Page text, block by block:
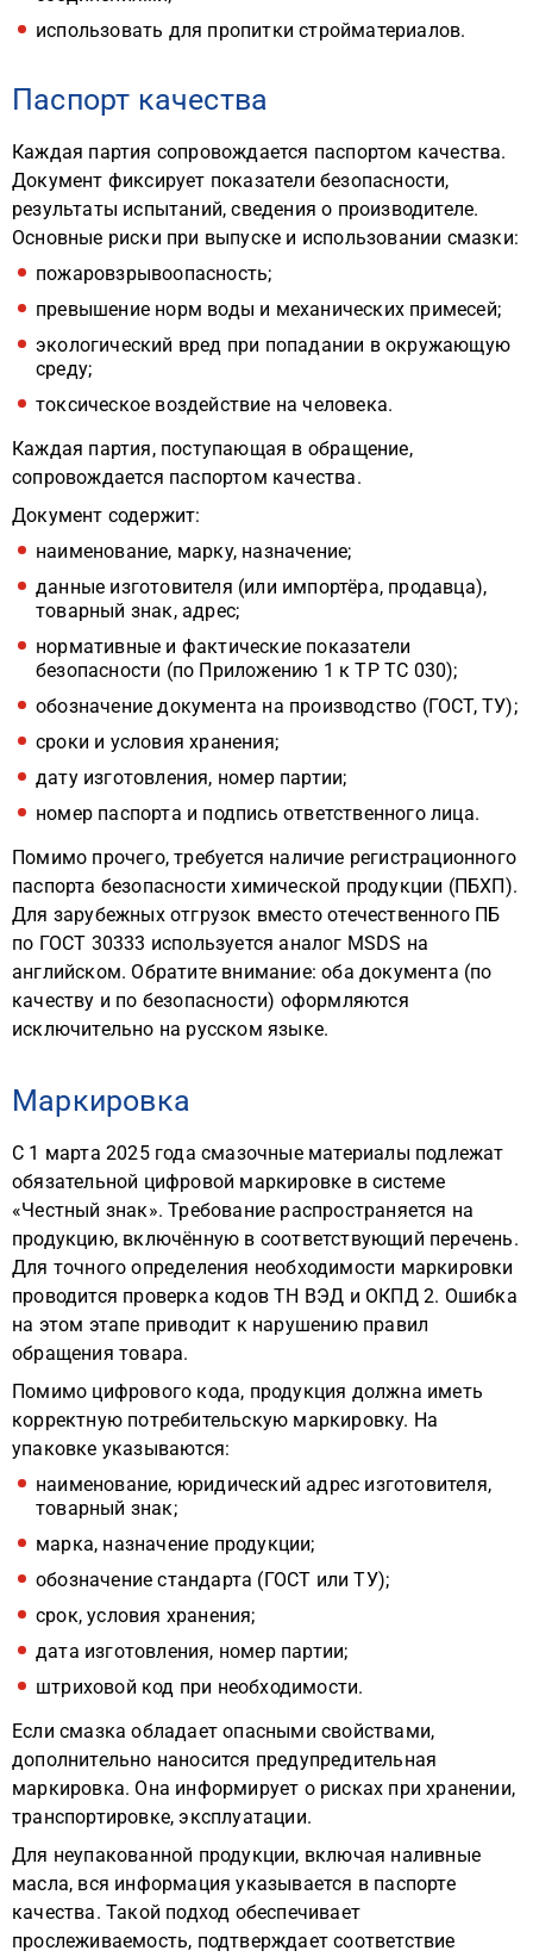
использовать для пропитки стройматериалов.
Паспорт качества
Каждая партия сопровождается паспортом качества.
Документ фиксирует показатели безопасности,
результаты испытаний, сведения о производителе.
Основные риски при выпуске и использовании смазки:
пожаровзрывоопасность;
превышение норм воды и механических примесей;
экологический вред при попадании в окружающую
среду;
токсическое воздействие на человека.
Каждая партия, поступающая в обращение,
сопровождается паспортом качества.
Документ содержит:
наименование, марку, назначение;
данные изготовителя (или импортёра, продавца),
товарный знак, адрес;
нормативные и фактические показатели
безопасности (по Приложению 1 к ТР ТС 030);
обозначение документа на производство (ГОСТ, ТУ);
сроки и условия хранения;
дату изготовления, номер партии;
номер паспорта и подпись ответственного лица.
Помимо прочего, требуется наличие регистрационного
паспорта безопасности химической продукции (ПБХП).
Для зарубежных отгрузок вместо отечественного ПБ
по ГОСТ 30333 используется аналог MSDS на
английском. Обратите внимание: оба документа (по
качеству и по безопасности) оформляются
исключительно на русском языке.
Маркировка
С 1 марта 2025 года смазочные материалы подлежат
обязательной цифровой маркировке в системе
«Честный знак». Требование распространяется на
продукцию, включённую в соответствующий перечень.
Для точного определения необходимости маркировки
проводится проверка кодов ТН ВЭД и ОКПД 2. Ошибка
на этом этапе приводит к нарушению правил
обращения товара.
Помимо цифрового кода, продукция должна иметь
корректную потребительскую маркировку. На
упаковке указываются:
наименование, юридический адрес изготовителя,
товарный знак;
марка, назначение продукции;
обозначение стандарта (ГОСТ или ТУ);
срок, условия хранения;
дата изготовления, номер партии;
штриховой код при необходимости.
Если смазка обладает опасными свойствами,
дополнительно наносится предупредительная
маркировка. Она информирует о рисках при хранении,
транспортировке, эксплуатации.
Для неупакованной продукции, включая наливные
масла, вся информация указывается в паспорте
качества. Такой подход обеспечивает
прослеживаемость, подтверждает соответствие